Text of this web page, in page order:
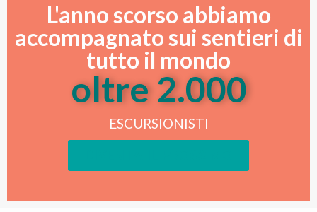
L'anno scorso abbiamo
accompagnato sui sentieri di
tutto il mondo
ESCURSIONISTI
oltre 2.000